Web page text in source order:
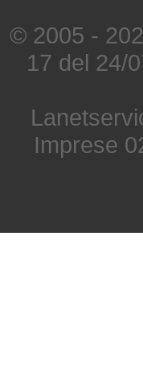
© 2005 -
17 del 24/
Imprese